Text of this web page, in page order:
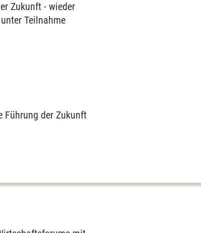
Zukunft - wieder
Teilnahme
Führung der Zukunft